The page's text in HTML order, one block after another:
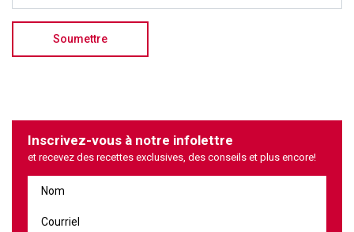
Inscrivez-vous à notre infolettre
et recevez des recettes exclusives, des conseils et plus encore!